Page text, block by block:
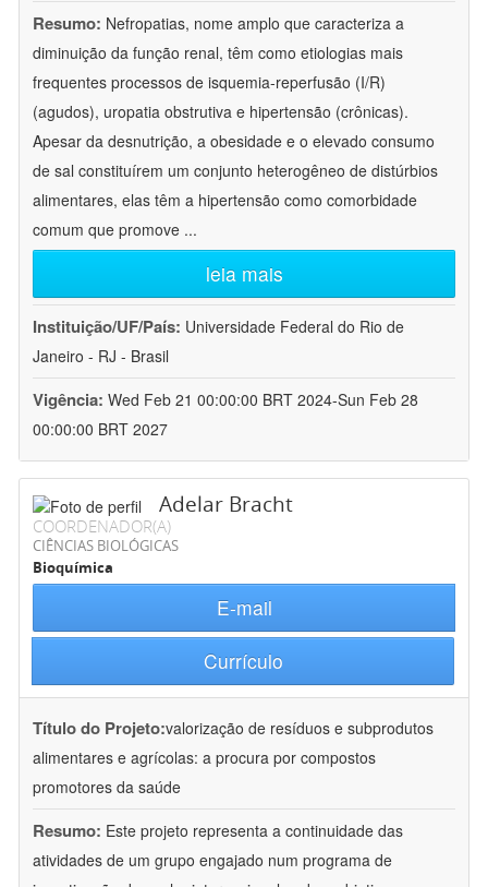
Resumo: Nefropatias, nome amplo que caracteriza a
diminuição da função renal, têm como etiologias mais
frequentes processos de isquemia-reperfusão (I/R)
(agudos), uropatia obstrutiva e hipertensão (crônicas).
Apesar da desnutrição, a obesidade e o elevado consumo
de sal constituírem um conjunto heterogêneo de distúrbios
alimentares, elas têm a hipertensão como comorbidade
comum que promove ...
leia mais
Instituição/UF/País: Universidade Federal do Rio de
Janeiro - RJ - Brasil
Vigência: Wed Feb 21 00:00:00 BRT 2024-Sun Feb 28
00:00:00 BRT 2027
Adelar Bracht
COORDENADOR(A)
CIÊNCIAS BIOLÓGICAS
Bioquímica
E-mail
Currículo
Título do Projeto:valorização de resíduos e subprodutos
alimentares e agrícolas: a procura por compostos
promotores da saúde
Resumo: Este projeto representa a continuidade das
atividades de um grupo engajado num programa de